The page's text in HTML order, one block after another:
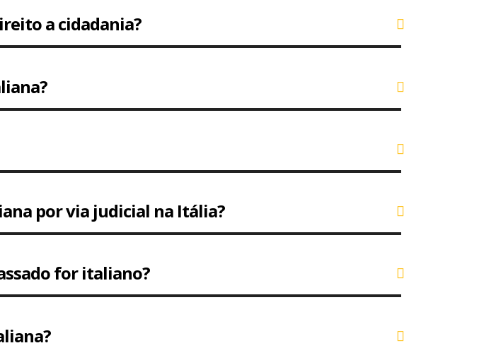
a cidadania?
por via judicial na Itália?
for italiano?